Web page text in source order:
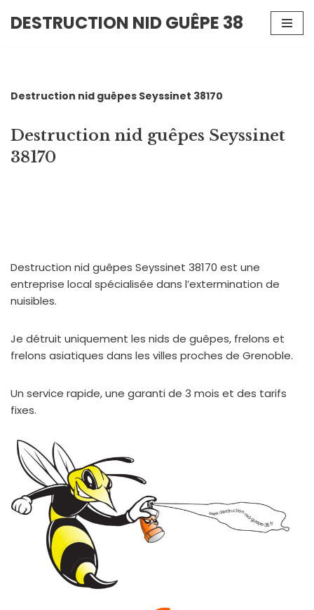
DESTRUCTION NID GUÊPE 38
Destruction nid guêpes Seyssinet 38170
Destruction nid guêpes Seyssinet
38170
Destruction nid guêpes Seyssinet 38170 est une
entreprise local spécialisée dans l’extermination de
nuisibles.
Je détruit uniquement les nids de guêpes, frelons et
frelons asiatiques dans les villes proches de Grenoble.
Un service rapide, une garanti de 3 mois et des tarifs
fixes.